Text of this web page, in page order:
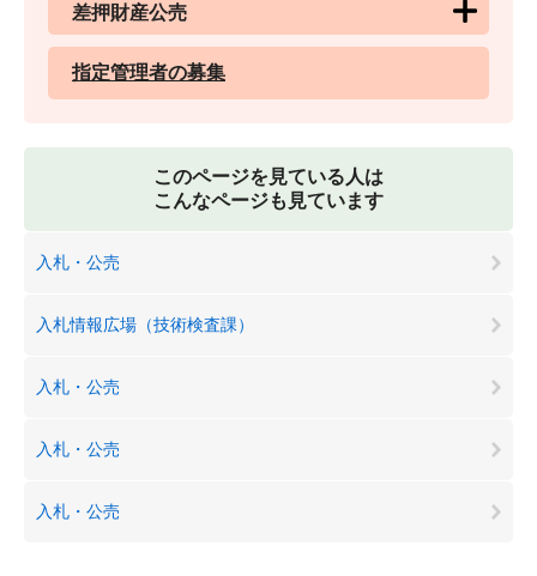
差押財産公売
指定管理者の募集
このページを見ている人は
こんなページも見ています
入札・公売
入札情報広場（技術検査課）
入札・公売
入札・公売
入札・公売